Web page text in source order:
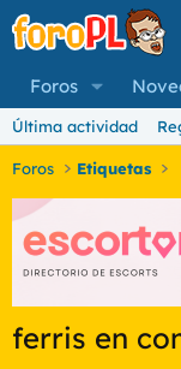
Foros
Última actividad
Foros Etiquetas
ferris en